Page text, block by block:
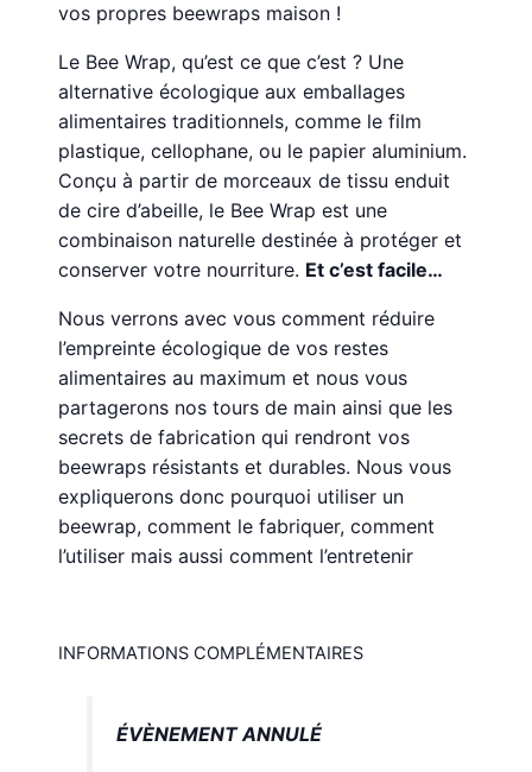
vos propres beewraps maison !
Le Bee Wrap, qu’est ce que c’est ? Une
alternative écologique aux emballages
alimentaires traditionnels, comme le film
plastique, cellophane, ou le papier aluminium.
Conçu à partir de morceaux de tissu enduit
de cire d’abeille, le Bee Wrap est une
combinaison naturelle destinée à protéger et
conserver votre nourriture. Et c’est facile…
Nous verrons avec vous comment réduire
l’empreinte écologique de vos restes
alimentaires au maximum et nous vous
partagerons nos tours de main ainsi que les
secrets de fabrication qui rendront vos
beewraps résistants et durables. Nous vous
expliquerons donc pourquoi utiliser un
beewrap, comment le fabriquer, comment
l’utiliser mais aussi comment l’entretenir
INFORMATIONS COMPLÉMENTAIRES
ÉVÈNEMENT ANNULÉ